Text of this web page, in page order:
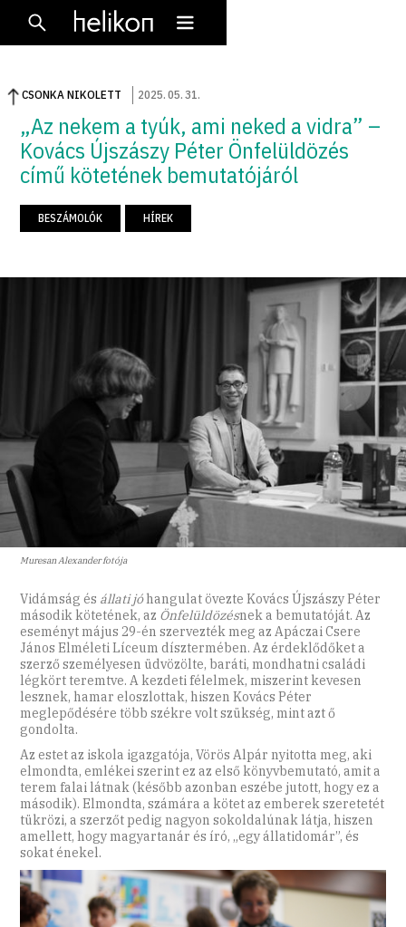
CSONKA NIKOLETT 2025.05.31.
„Az nekem a tyúk, ami neked a vidra” –
Kovács Újszászy Péter Önfelüldözés
című kötetének bemutatójáról
BESZÁMOLÓK HÍREK
Muresan Alexander fotója
Vidámság és állati jóhangulat övezte Kovács Újszászy Péter
második kötetének, az Önfelüldözésnek a bemutatóját. Az
eseményt május 29-én szervezték meg az Apáczai Csere
János Elméleti Líceum dísztermében. Az érdeklődőket a
szerző személyesen üdvözölte, baráti, mondhatni családi
légkört teremtve. A kezdeti félelmek, miszerint kevesen
lesznek, hamar eloszlottak, hiszen Kovács Péter
meglepődésére több székre volt szükség, mint azt ő
gondolta.
Az estet az iskola igazgatója, Vörös Alpár nyitotta meg, aki
elmondta, emlékei szerint ez az első könyvbemutató, amit a
terem falai látnak (később azonban eszébe jutott, hogy ez a
második). Elmondta, számára a kötet az emberek szeretetét
tükrözi, a szerzőt pedig nagyon sokoldalúnak látja, hiszen
amellett, hogy magyartanár és író, „egy állatidomár”, és
sokat énekel.